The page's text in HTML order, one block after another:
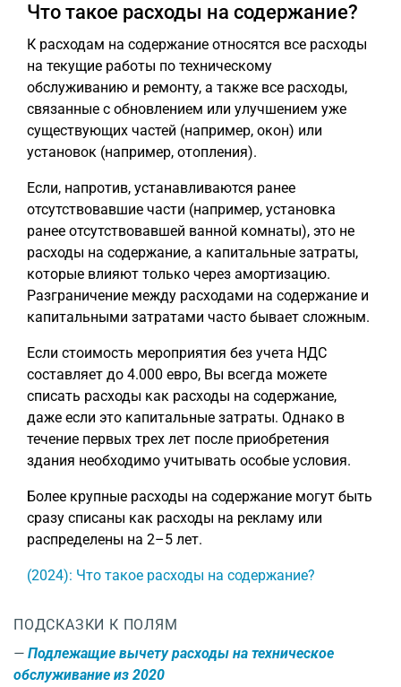
Что такое расходы на содержание?
К расходам на содержание относятся все расходы
на текущие работы по техническому
обслуживанию и ремонту, а также все расходы,
связанные с обновлением или улучшением уже
существующих частей (например, окон) или
установок (например, отопления).
Если, напротив, устанавливаются ранее
отсутствовавшие части (например, установка
ранее отсутствовавшей ванной комнаты), это не
расходы на содержание, а капитальные затраты,
которые влияют только через амортизацию.
Разграничение между расходами на содержание и
капитальными затратами часто бывает сложным.
Если стоимость мероприятия без учета НДС
составляет до 4.000 евро, Вы всегда можете
списать расходы как расходы на содержание,
даже если это капитальные затраты. Однако в
течение первых трех лет после приобретения
здания необходимо учитывать особые условия.
Более крупные расходы на содержание могут быть
сразу списаны как расходы на рекламу или
распределены на 2–5 лет.
(2024): Что такое расходы на содержание?
ПОДСКАЗКИ К ПОЛЯМ
Подлежащие вычету расходы на техническое
обслуживание из 2020